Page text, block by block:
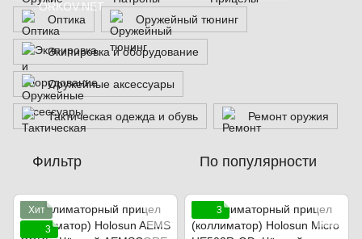
Оптика Оружейный тюнинг
Экипировка и оборудование
Оружейные аксессуары
Тактическая одежда и обувь Ремонт оружия
Фильтр По популярности
Хит
3
3